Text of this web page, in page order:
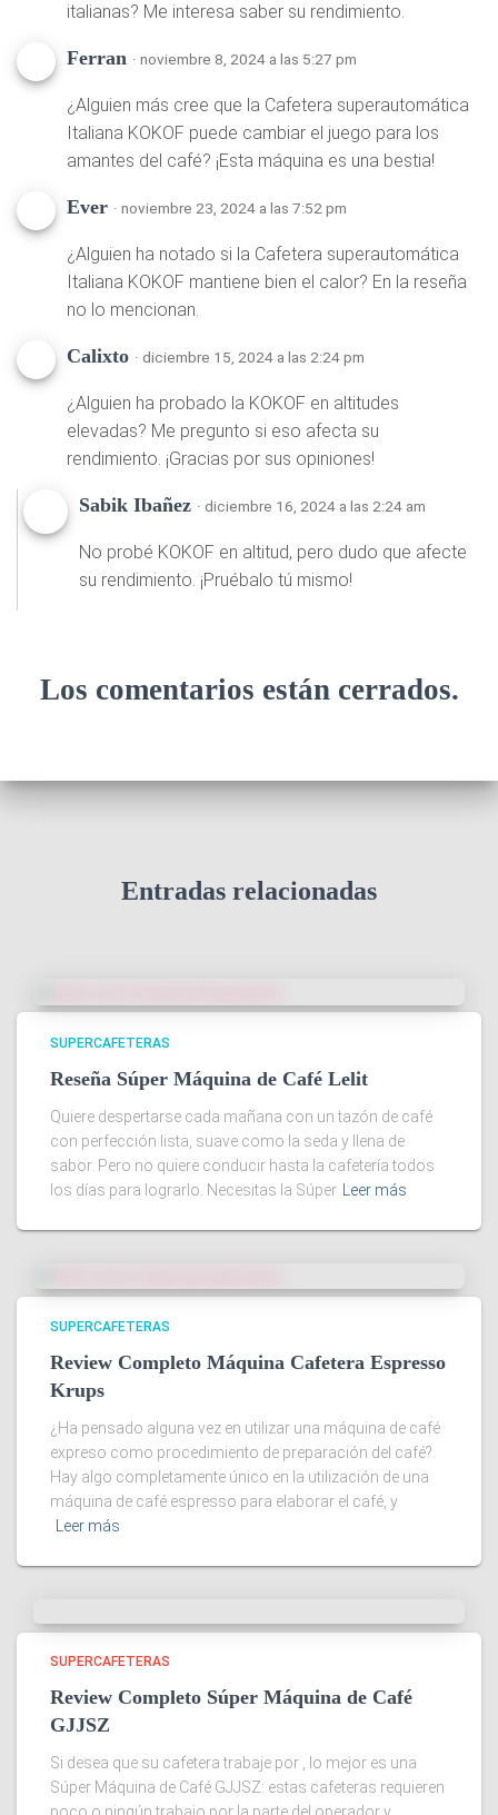
italianas? Me interesa saber su rendimiento.
Ferran · noviembre 8, 2024 a las 5:27 pm
¿Alguien más cree que la Cafetera superautomática
Italiana KOKOF puede cambiar el juego para los
amantes del café? ¡Esta máquina es una bestia!
Ever · noviembre 23, 2024 a las 7:52 pm
¿Alguien ha notado si la Cafetera superautomática
Italiana KOKOF mantiene bien el calor? En la reseña
no lo mencionan.
Calixto · diciembre 15, 2024 a las 2:24 pm
¿Alguien ha probado la KOKOF en altitudes
elevadas? Me pregunto si eso afecta su
rendimiento. ¡Gracias por sus opiniones!
Sabik Ibañez · diciembre 16, 2024 a las 2:24 am
No probé KOKOF en altitud, pero dudo que afecte
su rendimiento. ¡Pruébalo tú mismo!
Los comentarios están cerrados.
Entradas relacionadas
SUPERCAFETERAS
Reseña Súper Máquina de Café Lelit
Quiere despertarse cada mañana con un tazón de café
con perfección lista, suave como la seda y llena de
sabor. Pero no quiere conducir hasta la cafetería todos
los días para lograrlo. Necesitas la Súper
Leer más
SUPERCAFETERAS
Review Completo Máquina Cafetera Espresso
Krups
¿Ha pensado alguna vez en utilizar una máquina de café
expreso como procedimiento de preparación del café?
Hay algo completamente único en la utilización de una
máquina de café espresso para elaborar el café, y
Leer más
SUPERCAFETERAS
Review Completo Súper Máquina de Café
GJJSZ
Si desea que su cafetera trabaje por , lo mejor es una
Súper Máquina de Café GJJSZ: estas cafeteras requieren